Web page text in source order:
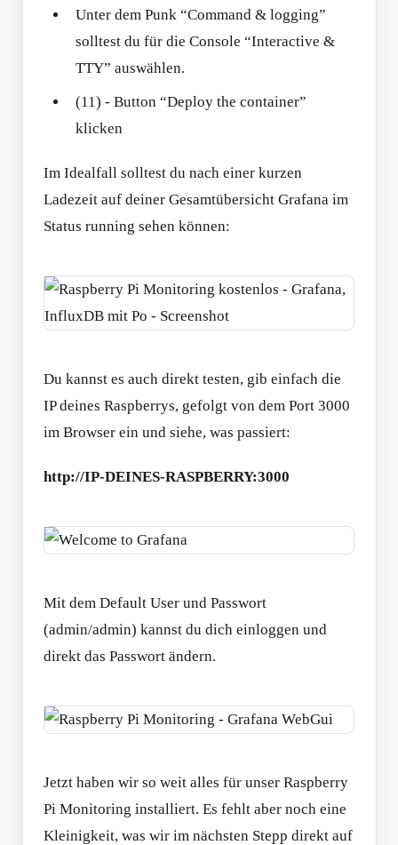
Unter dem Punk “Command & logging”
solltest du für die Console “Interactive &
TTY” auswählen.
(11) - Button “Deploy the container”
klicken
Im Idealfall solltest du nach einer kurzen
Ladezeit auf deiner Gesamtübersicht Grafana im
Status running sehen können:
Du kannst es auch direkt testen, gib einfach die
IP deines Raspberrys, gefolgt von dem Port 3000
im Browser ein und siehe, was passiert:
http://IP-DEINES-RASPBERRY:3000
Mit dem Default User und Passwort
(admin/admin) kannst du dich einloggen und
direkt das Passwort ändern.
Jetzt haben wir so weit alles für unser Raspberry
Pi Monitoring installiert. Es fehlt aber noch eine
Kleinigkeit, was wir im nächsten Stepp direkt auf